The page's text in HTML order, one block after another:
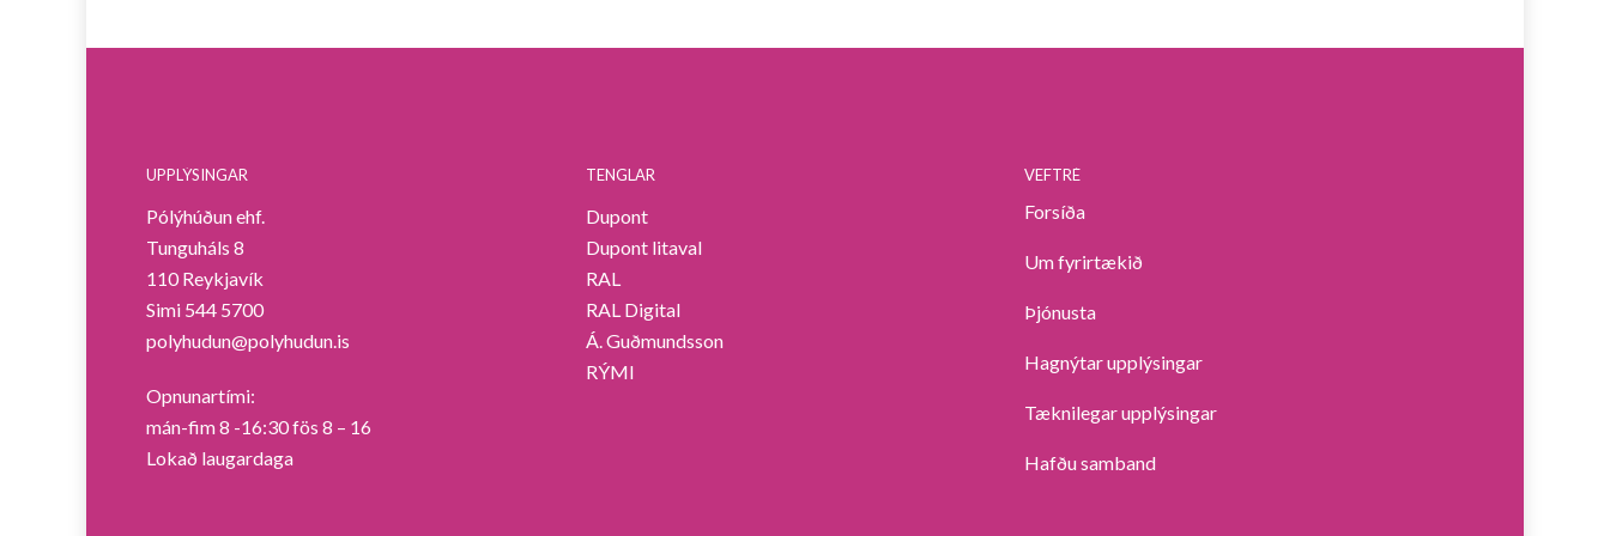
UPPLÝSINGAR
Pólýhúðun ehf.
Tunguháls 8
110 Reykjavík
Simi 544 5700
polyhudun@polyhudun.is
Opnunartími:
mán-fim 8 -16:30 fös 8 – 16
Lokað laugardaga
TENGLAR
Dupont
Dupont litaval
RAL
RAL Digital
Á. Guðmundsson
RÝMI
VEFTRÉ
Forsíða
Um fyrirtækið
Þjónusta
Hagnýtar upplýsingar
Tæknilegar upplýsingar
Hafðu samband